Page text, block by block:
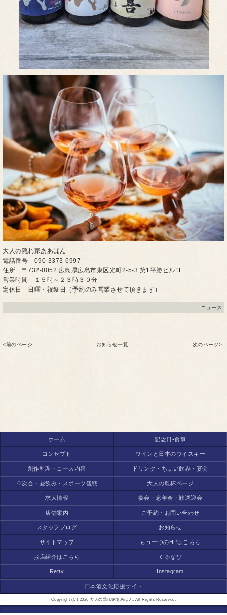
大人の隠れ家ああばん
電話番号 090-3373-6997
住所 〒732-0052 広島県広島市東区光町2-5-3 第1平勝ビル1F
営業時間 １５時～２３時３０分
定休日 日曜・祝祭日（予約のみ営業させて頂きます）
ニュース
<前のページ お知らせ一覧 次のページ>
ホーム 記念日▪食事
コンセプト ワインと日本のウイスキー
創作料理・コース内容 ドリンク・ちょい飲み・宴会
０次会・昼飲み・スポーツ観戦 大人の乾杯ページ
求人情報 宴会・忘年会・歓送迎会
店舗案内 ご予約・お問い合わせ
スタッフブログ お知らせ
サイトマップ もう一つのHPはこちら
お店紹介はこちら ぐるなび
Retty Instagram
日本酒文化応援サイト
Copyright (C) 2026 大人の隠れ家ああばん. All Rights Reserved.